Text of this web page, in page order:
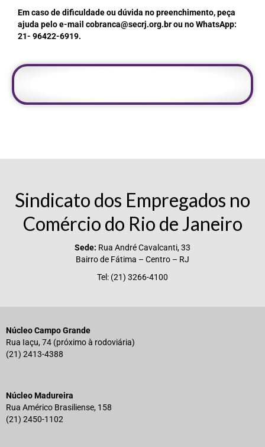
Sede social
Colônia de férias
Dependentes
Vídeos
Publicações
Editais
Boletos
COMUNICAÇÃO
PESQUISA 6×1
Em caso de dificuldade ou dúvida no preenchimento, peça
ajuda pelo e-mail cobranca@secrj.org.br ou no WhatsApp:
21- 96422-6919.
Sindicato dos Empregados no
Comércio do Rio de Janeiro
Sede: Rua André Cavalcanti, 33
Bairro de Fátima – Centro – RJ
Tel: (21) 3266-4100
Núcleo Campo Grande
Rua Iaçu, 74 (próximo à rodoviária)
(21) 2413-4388
Núcleo Madureira
Rua Américo Brasiliense, 158
(21) 2450-1102